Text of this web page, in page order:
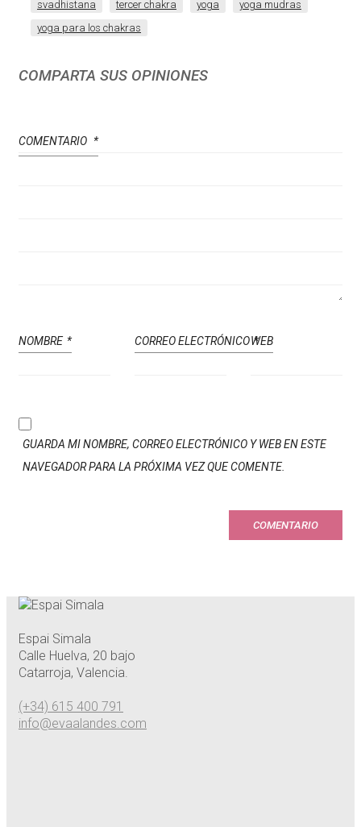
svadhistana
tercer chakra yoga
yoga mudras
yoga para los chakras
COMPARTA SUS OPINIONES
COMENTARIO *
NOMBRE * CORREO ELECTRÓNICO *
WEB
GUARDA MI NOMBRE, CORREO ELECTRÓNICO Y WEB EN ESTE
NAVEGADOR PARA LA PRÓXIMA VEZ QUE COMENTE.
Espai Simala
Calle Huelva, 20 bajo
Catarroja, Valencia.
(+34) 615 400 791
info@evaalandes.com